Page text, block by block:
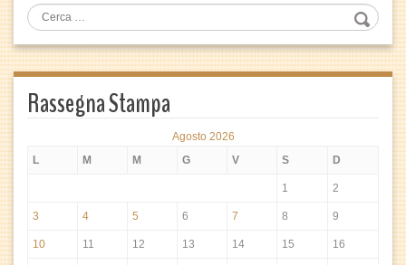
Rassegna Stampa
Agosto 2026
L
M M G V S D
1 2
3 4 5 6 7 8 9
10 11 12 13 14 15 16